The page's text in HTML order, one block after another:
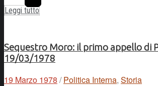
Leggi tutto
Sequestro Moro: il primo appello di
19/03/1978
19 Marzo 1978 / Politica Interna, Storia